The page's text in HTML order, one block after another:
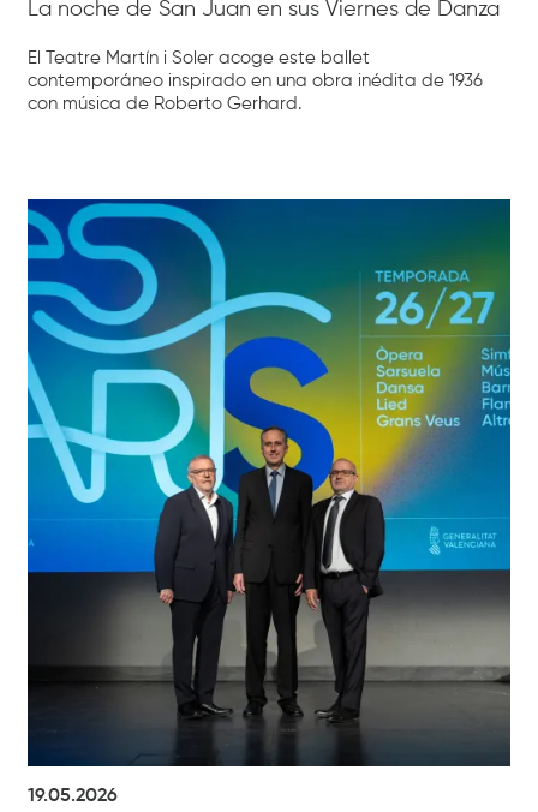
La noche de San Juan en sus Viernes de Danza
El Teatre Martín i Soler acoge este ballet
contemporáneo inspirado en una obra inédita de 1936
con música de Roberto Gerhard.
19.05.2026